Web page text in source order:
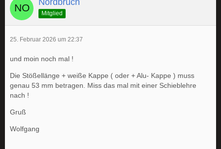
Nordbruch
Mitglied
25. Februar 2026 um 22:37
und moin noch mal !
Die Stößellänge + weiße Kappe ( oder + Alu- Kappe ) muss
genau 53 mm betragen. Miss das mal mit einer Schieblehre
nach !
Gruß
Wolfgang